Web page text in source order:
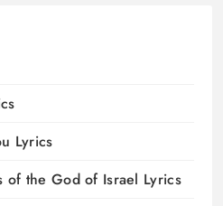
Lyrics
the God of Israel Lyrics